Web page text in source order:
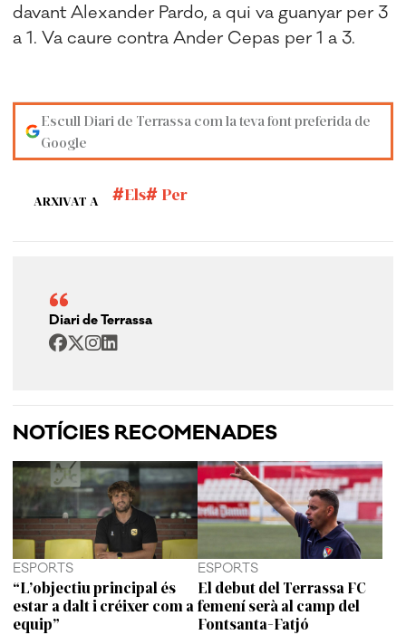
davant Alexander Pardo, a qui va guanyar per 3
a 1. Va caure contra Ander Cepas per 1 a 3.
Escull Diari de Terrassa com la teva font preferida de
Google
ARXIVAT A Els Per
Diari de Terrassa
NOTÍCIES RECOMENADES
ESPORTS
“L’objectiu principal és
estar a dalt i créixer com a
equip”
ESPORTS
El debut del Terrassa FC
femení serà al camp del
Fontsanta-Fatjó